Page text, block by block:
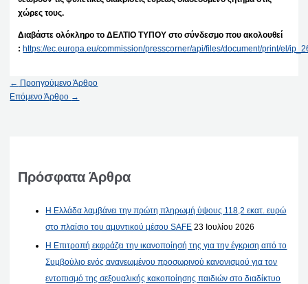
χώρες τους.
Διαβάστε ολόκληρο το ΔΕΛΤΙΟ ΤΥΠΟΥ στο σύνδεσμο που ακολουθεί
: https://ec.europa.eu/commission/presscorner/api/files/document/print/el/
← Προηγούμενο Άρθρο
Επόμενο Άρθρο →
Πρόσφατα Άρθρα
Η Ελλάδα λαμβάνει την πρώτη πληρωμή ύψους 118,2 εκατ. ευρώ
στο πλαίσιο του αμυντικού μέσου SAFE 23 Ιουλίου 2026
Η Επιτροπή εκφράζει την ικανοποίησή της για την έγκριση από το
Συμβούλιο ενός ανανεωμένου προσωρινού κανονισμού για τον
εντοπισμό της σεξουαλικής κακοποίησης παιδιών στο διαδίκτυο